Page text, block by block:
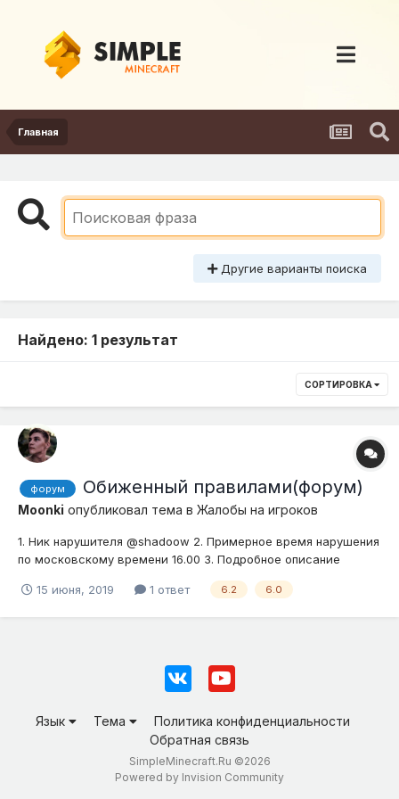
Главная
Другие варианты поиска
Найдено: 1 результат
СОРТИРОВКА
форум Обиженный правилами(форум)
Moonki опубликовал тема в Жалобы на игроков
1. Ник нарушителя @shadoow 2. Примерное время нарушения
по московскому времени 16.00 3. Подробное описание
оскорблением. Так сказать за что боролся, на то и
15 июня, 2019 1 ответ 6.2 6.0
Язык Тема
Политика конфиденциальности
Обратная связь
SimpleMinecraft.Ru ©2026
Powered by Invision Community